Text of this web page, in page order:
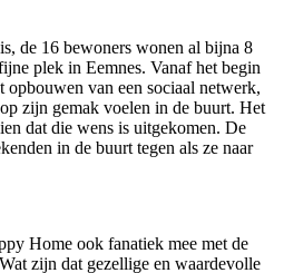
de 16 bewoners wonen al bijna 8
plek in Eemnes. Vanaf het begin
opbouwen van een sociaal netwerk,
zijn gemak voelen in de buurt. Het
dat die wens is uitgekomen. De
in de buurt tegen als ze naar
Home ook fanatiek mee met de
zijn dat gezellige en waardevolle